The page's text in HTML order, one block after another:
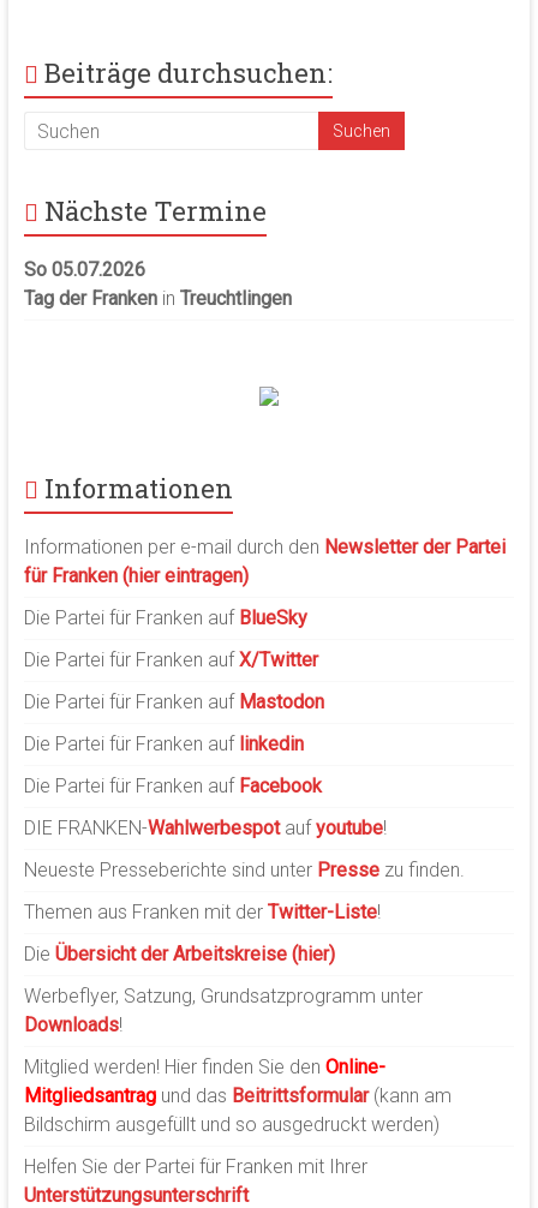
Beiträge durchsuchen:
Nächste Termine
So 05.07.2026
Tag der Frankenin Treuchtlingen
Informationen
Informationen per e-mail durch den Newsletter der Partei
für Franken (hier eintragen)
Die Partei für Franken auf BlueSky
Die Partei für Franken aufX/Twitter
Die Partei für Franken auf Mastodon
Die Partei für Franken auf linkedin
Die Partei für Franken auf Facebook
DIE FRANKEN-Wahlwerbespotaufyoutube!
Neueste Presseberichte sind unter Pressezu finden.
Themen aus Franken mit der Twitter-Liste!
Die Übersicht der Arbeitskreise (hier)
Werbeflyer, Satzung, Grundsatzprogramm unter
Downloads!
Mitglied werden! Hier finden Sie den Online-
Mitgliedsantragund das Beitrittsformular(kann am
Bildschirm ausgefüllt und so ausgedruckt werden)
Helfen Sie der Partei für Franken mit Ihrer
Unterstützungsunterschrift